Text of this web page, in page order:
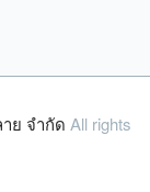
ย จำกัด All rights